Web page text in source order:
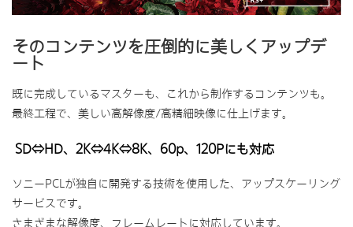
そのコンテンツを圧倒的に美しくアップデ
ート
既に完成しているマスターも、これから制作するコンテンツも。
最終工程で、美しい高解像度/高精細映像に仕上げます。
SD⇔HD、2K⇔4K⇔8K、60p、120Pにも対応
ソニーPCLが独自に開発する技術を使用した、アップスケーリング
サービスです。
さまざまな解像度、フレームレートに対応しています。